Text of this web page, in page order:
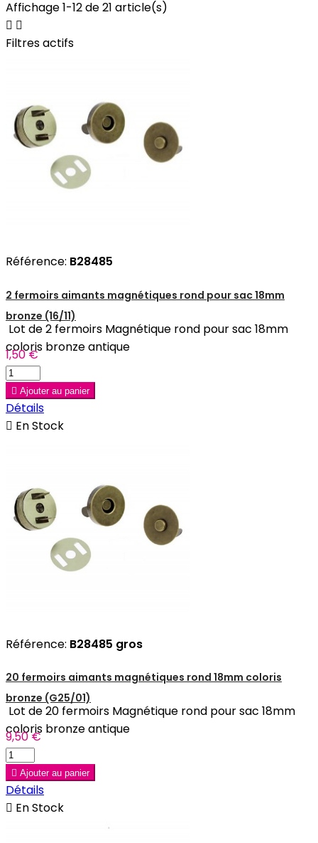
Affichage 1-12 de 21 article(s)
 
Filtres actifs
Référence: B28485
2 fermoirs aimants magnétiques rond pour sac 18mm
bronze (16/11)
Lot de 2 fermoirs Magnétique rond pour sac 18mm
coloris bronze antique
1,50 €
 Ajouter au panier
Détails
 En Stock
Référence: B28485 gros
20 fermoirs aimants magnétiques rond 18mm coloris
bronze (G25/01)
Lot de 20 fermoirs Magnétique rond pour sac 18mm
coloris bronze antique
9,50 €
 Ajouter au panier
Détails
 En Stock